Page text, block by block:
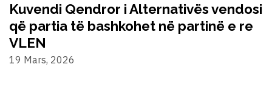
Kuvendi Qendror i Alternativës vendosi
që partia të bashkohet në partinë e re
VLEN
19 Mars, 2026